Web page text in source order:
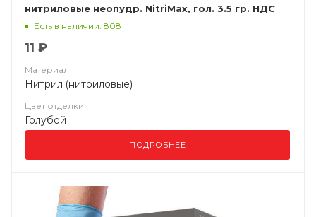
нитриловые неопудр. NitriMax, гол. 3.5 гр. НДС
(10%)
Есть в наличии: 808
11 ₽
Материал
Нитрил (нитриловые)
Цвет отделки
Голубой
ПОДРОБНЕЕ